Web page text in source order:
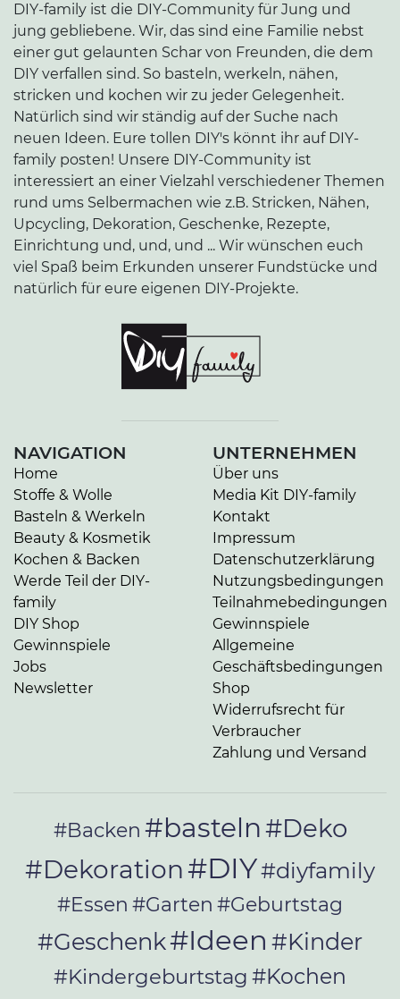
DIY-family ist die DIY-Community für Jung und
jung gebliebene. Wir, das sind eine Familie nebst
einer gut gelaunten Schar von Freunden, die dem
DIY verfallen sind. So basteln, werkeln, nähen,
stricken und kochen wir zu jeder Gelegenheit.
Natürlich sind wir ständig auf der Suche nach
neuen Ideen. Eure tollen DIY's könnt ihr auf DIY-
family posten! Unsere DIY-Community ist
interessiert an einer Vielzahl verschiedener Themen
rund ums Selbermachen wie z.B. Stricken, Nähen,
Upcycling, Dekoration, Geschenke, Rezepte,
Einrichtung und, und, und ... Wir wünschen euch
viel Spaß beim Erkunden unserer Fundstücke und
natürlich für eure eigenen DIY-Projekte.
NAVIGATION
Home
Stoffe & Wolle
Basteln & Werkeln
Beauty & Kosmetik
Kochen & Backen
Werde Teil der DIY-
family
DIY Shop
Gewinnspiele
Jobs
Newsletter
UNTERNEHMEN
Über uns
Media Kit DIY-family
Kontakt
Impressum
Datenschutzerklärung
Nutzungsbedingungen
Teilnahmebedingungen
Gewinnspiele
Allgemeine
Geschäftsbedingungen
Shop
Widerrufsrecht für
Verbraucher
Zahlung und Versand
#Backen #basteln#Deko
#Dekoration #DIY#diyfamily
#Essen #Garten #Geburtstag
#Geschenk#Ideen #Kinder
#Kindergeburtstag #Kochen